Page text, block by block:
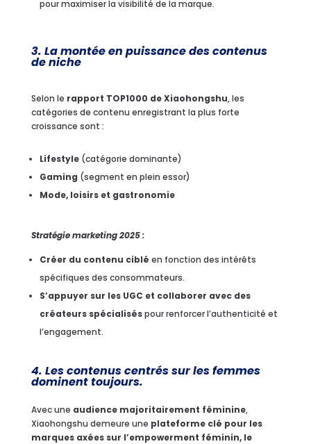
pour maximiser la visibilité de la marque.
3. La montée en puissance des contenus
de niche
Selon le rapport TOP1000 de Xiaohongshu, les
catégories de contenu enregistrant la plus forte
croissance sont :
Lifestyle(catégorie dominante)
Gaming (segment en plein essor)
Mode, loisirs et gastronomie
Stratégie marketing 2025 :
Créer du contenu ciblé en fonction des intérêts
spécifiques des consommateurs.
S’appuyer sur les UGC et collaborer avec des
créateurs spécialiséspour renforcer l’authenticité et
l’engagement.
4. Les contenus centrés sur les femmes
dominent toujours.
Avec une audience majoritairement féminine,
Xiaohongshu demeure une plateforme clé pour les
marques axées sur l’empowerment féminin, le